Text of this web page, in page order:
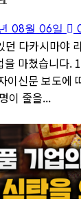
08월 06일
던 다카시마야
마쳤습니다.
이신문 보도에
이 줄을...